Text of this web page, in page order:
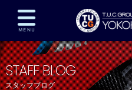
在庫車両情報 保証&
TUCとは？ 店
STAFF BLOG
スタッフブログ